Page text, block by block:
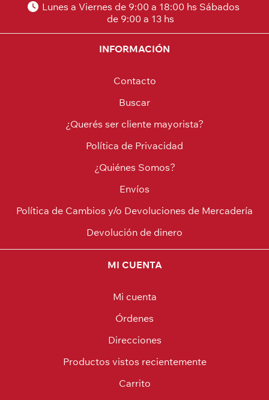
Lunes a Viernes de 9:00 a 18:00 hs Sábados
de 9:00 a 13 hs
INFORMACIÓN
Contacto
Buscar
¿Querés ser cliente mayorista?
Política de Privacidad
¿Quiénes Somos?
Envíos
Política de Cambios y/o Devoluciones de Mercadería
Devolución de dinero
MI CUENTA
Mi cuenta
Órdenes
Direcciones
Productos vistos recientemente
Carrito